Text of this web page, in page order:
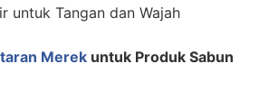
untuk Tangan dan Wajah
Merek untuk Produk Sabun